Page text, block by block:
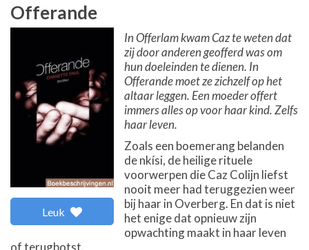
Offerande
Leuk
In Offerlam kwam Caz te weten dat
zij door anderen geofferd was om
hun doeleinden te dienen. In
Offerande moet ze zichzelf op het
altaar leggen. Een moeder offert
immers alles op voor haar kind. Zelfs
haar leven.
Zoals een boemerang belanden
de nkísi, de heilige rituele
voorwerpen die Caz Colijn liefst
nooit meer had teruggezien weer
bij haar in Overberg. En dat is niet
het enige dat opnieuw zijn
opwachting maakt in haar leven
of terugbotst.